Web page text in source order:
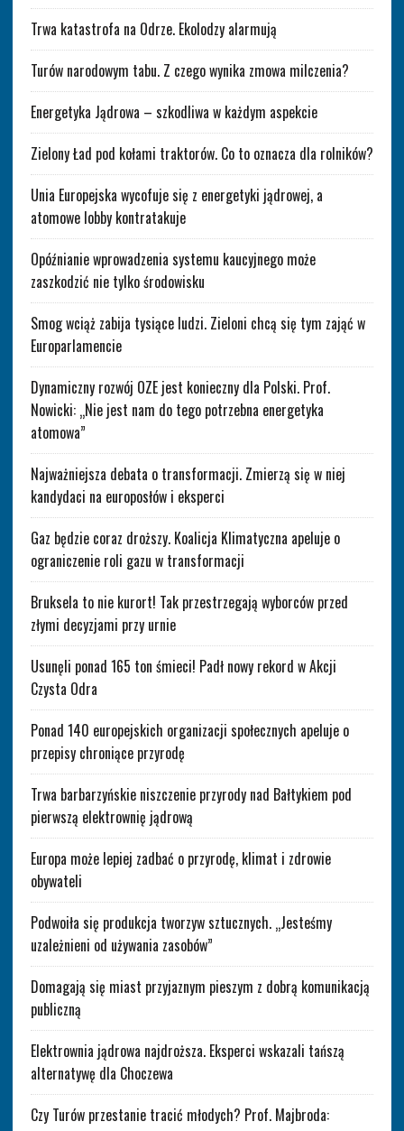
Trwa katastrofa na Odrze. Ekolodzy alarmują
Turów narodowym tabu. Z czego wynika zmowa milczenia?
Energetyka Jądrowa – szkodliwa w każdym aspekcie
Zielony Ład pod kołami traktorów. Co to oznacza dla rolników?
Unia Europejska wycofuje się z energetyki jądrowej, a
atomowe lobby kontratakuje
Opóźnianie wprowadzenia systemu kaucyjnego może
zaszkodzić nie tylko środowisku
Smog wciąż zabija tysiące ludzi. Zieloni chcą się tym zająć w
Europarlamencie
Dynamiczny rozwój OZE jest konieczny dla Polski. Prof.
Nowicki: „Nie jest nam do tego potrzebna energetyka
atomowa”
Najważniejsza debata o transformacji. Zmierzą się w niej
kandydaci na europosłów i eksperci
Gaz będzie coraz droższy. Koalicja Klimatyczna apeluje o
ograniczenie roli gazu w transformacji
Bruksela to nie kurort! Tak przestrzegają wyborców przed
złymi decyzjami przy urnie
Usunęli ponad 165 ton śmieci! Padł nowy rekord w Akcji
Czysta Odra
Ponad 140 europejskich organizacji społecznych apeluje o
przepisy chroniące przyrodę
Trwa barbarzyńskie niszczenie przyrody nad Bałtykiem pod
pierwszą elektrownię jądrową
Europa może lepiej zadbać o przyrodę, klimat i zdrowie
obywateli
Podwoiła się produkcja tworzyw sztucznych. „Jesteśmy
uzależnieni od używania zasobów”
Domagają się miast przyjaznym pieszym z dobrą komunikacją
publiczną
Elektrownia jądrowa najdroższa. Eksperci wskazali tańszą
alternatywę dla Choczewa
Czy Turów przestanie tracić młodych? Prof. Majbroda: